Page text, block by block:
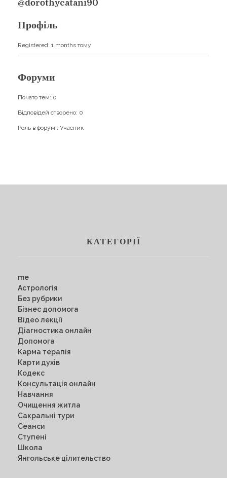
Бізнес допомога
Навчання
Карти Духів
@dorothycatani90
Профіль
Registered: 1 months тому
Форуми
Почато тем: 0
Відповідей створено: 0
Роль в форумі: Учасник
КАТЕГОРІЇ
me
Астрологія
Без рубрики
Бізнес допомога
Відео лекції
Діагностика онлайн
Допомога
Карма терапія
Карти духів
Кодекс
Консультація онлайн
Навчання
Очищення житла
Сакральні тури
Сеанси
Ступені
Школа
Янгольське цілительство